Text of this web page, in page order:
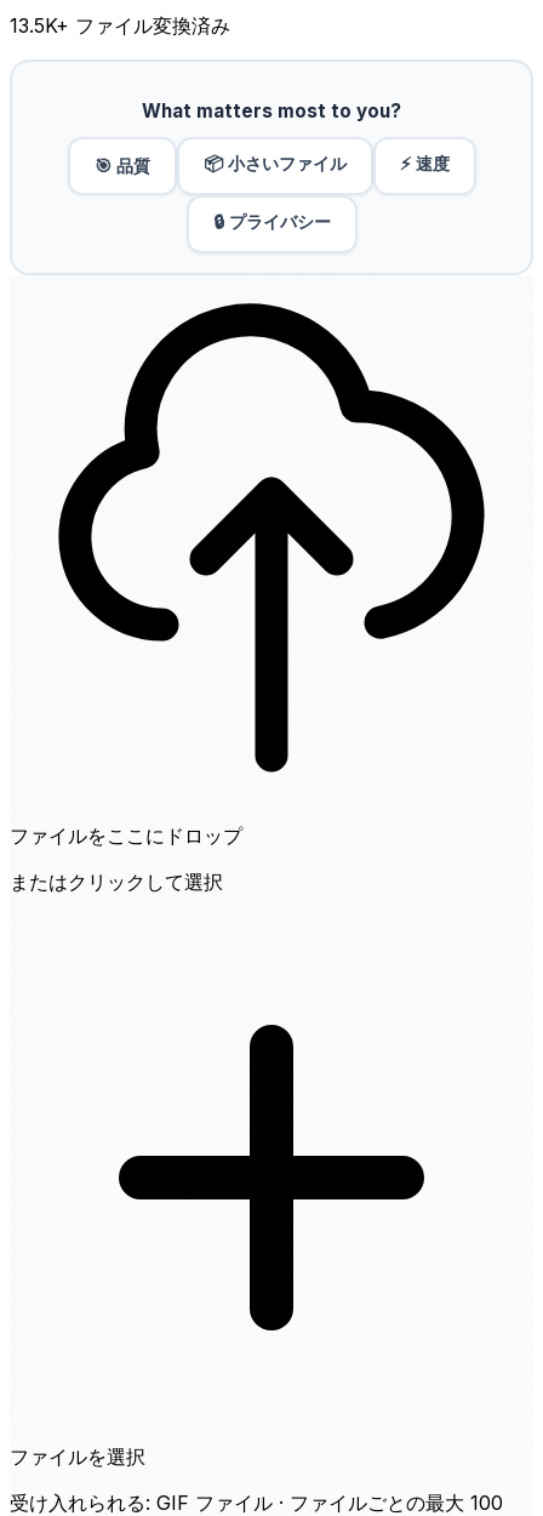
13.5K+ ファイル変換済み
What matters most to you?
🎯 品質 📦 小さいファイル ⚡ 速度
🔒 プライバシー
ファイルをここにドロップ
またはクリックして選択
ファイルを選択
受け入れられる: GIF ファイル · ファイルごとの最大 100